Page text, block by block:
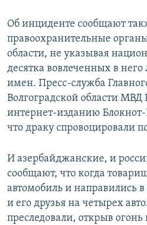
Об инциденте сообщают
правоохранительные
области, не указывая
десятка вовлеченных в
имен. Пресс-служба
Волгоградской области МВД
интернет-изданию Блокнот-
что драку спровоцировали
И азербайджанские, и
сообщают, что когда
автомобиль и направились
и его друзья на четырех
преследовали, открыв